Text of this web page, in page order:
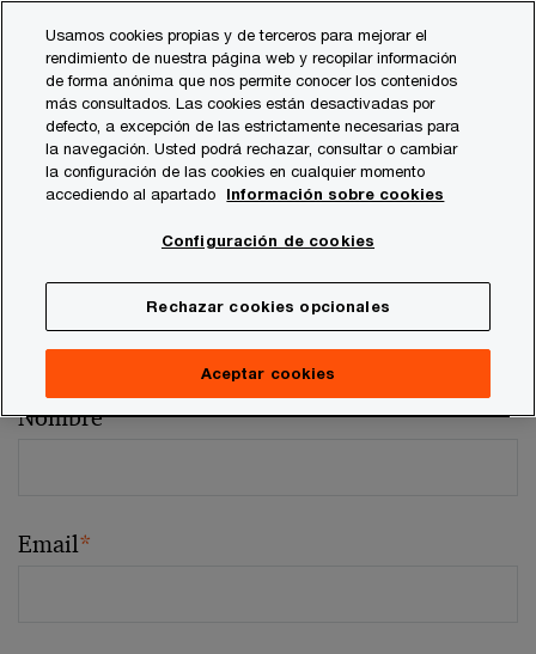
content
footer
Comentarios y sugerencias
Por favor, facilítenos los siguientes datos
Los campos marcados con un asterisco son obligatorios (
Persona de contacto:Lidia Camps Mur
Nombre*
Email*
Usamos cookies propias y de terceros para mejorar el
rendimiento de nuestra página web y recopilar información
de forma anónima que nos permite conocer los contenidos
más consultados. Las cookies están desactivadas por
defecto, a excepción de las estrictamente necesarias para
la navegación. Usted podrá rechazar, consultar o cambiar
la configuración de las cookies en cualquier momento
accediendo al apartado
Información sobre cookies
Configuración de cookies
Rechazar cookies opcionales
Aceptar cookies